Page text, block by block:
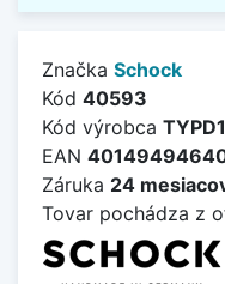
Značka Schock
Kód 40593
Kód výrobca
EAN
Záruka 24
Tovar pochádza z